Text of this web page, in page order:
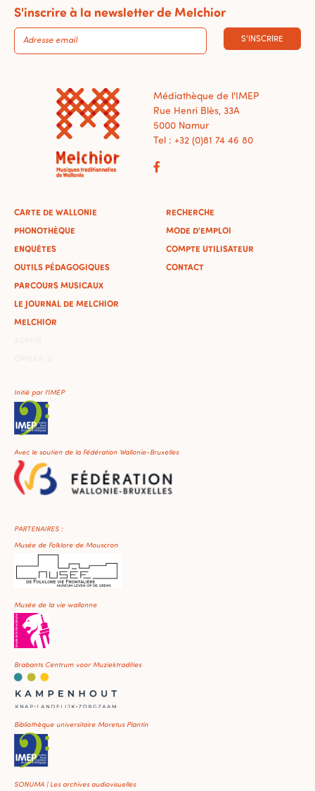
S'inscrire à la newsletter de Melchior
S'INSCRIRE
Médiathèque de l'IMEP
Rue Henri Blès, 33A
5000 Namur
Tel : +32 (0)81 74 46 80
CARTE DE WALLONIE
PHONOTHÈQUE
ENQUÊTES
OUTILS PÉDAGOGIQUES
PARCOURS MUSICAUX
LE JOURNAL DE MELCHIOR
MELCHIOR
RECHERCHE
MODE D'EMPLOI
COMPTE UTILISATEUR
CONTACT
Initié par l'IMEP
Avec le soutien de la Fédération Wallonie-Bruxelles
PARTENAIRES :
Musée de Folklore de Mouscron
Musée de la vie wallonne
Brabants Centrum voor Muziektradities
Bibliothèque universitaire Moretus Plantin
SONUMA | Les archives audiovisuelles